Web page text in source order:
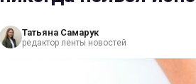
Татьяна Самарук
редактор ленты новостей